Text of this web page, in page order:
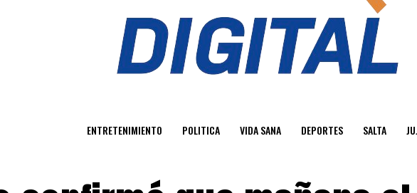
ENTRETENIMIENTO POLITICA VIDA SANA DEPORTES SALTA